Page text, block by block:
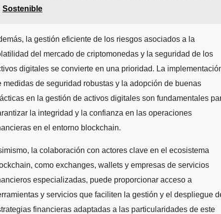
Sostenible
la gestión eficiente de los riesgos asociados a la
del mercado de criptomonedas y la seguridad de los
digitales se convierte en una prioridad. La
medidas de seguridad robustas y la adopción de buenas
en la gestión de activos digitales son fundamentales
la integridad y la confianza en las operaciones
en el entorno blockchain.
la colaboración con actores clave en el ecosistema
como exchanges, wallets y empresas de servicios
especializadas, puede proporcionar acceso a
y servicios que faciliten la gestión y el despliegue
financieras adaptadas a las particularidades de este